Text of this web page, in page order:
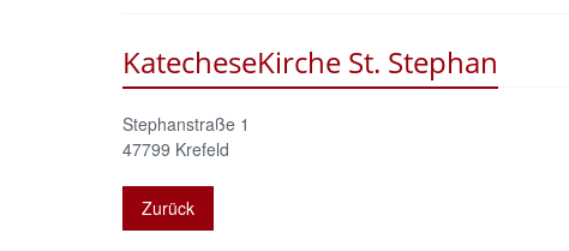
KatecheseKirche St. Stephan
Stephanstraße 1
47799 Krefeld
Zurück